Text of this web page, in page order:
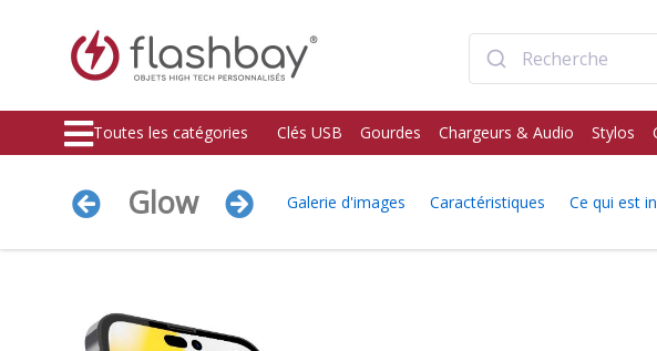
Toutes les catégories Clés USB Gourdes Chargeurs & Audio Stylos
Glow Galerie d'images Caractéristiques Ce qui est